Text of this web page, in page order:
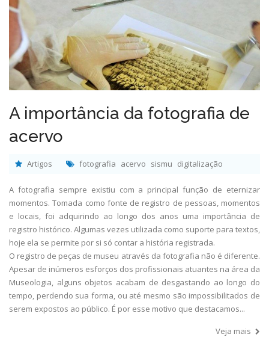
A importância da fotografia de
acervo
Artigos fotografia acervo sismu digitalização
A fotografia sempre existiu com a principal função de eternizar
momentos. Tomada como fonte de registro de pessoas, momentos
e locais, foi adquirindo ao longo dos anos uma importância de
registro histórico. Algumas vezes utilizada como suporte para textos,
hoje ela se permite por si só contar a história registrada.
O registro de peças de museu através da fotografia não é diferente.
Apesar de inúmeros esforços dos profissionais atuantes na área da
Museologia, alguns objetos acabam de desgastando ao longo do
tempo, perdendo sua forma, ou até mesmo são impossibilitados de
serem expostos ao público. É por esse motivo que destacamos...
Veja mais